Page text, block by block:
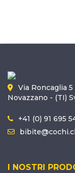
Via Roncaglia
Novazzano - (TI)
+41 (0) 91 695
I NOSTRI